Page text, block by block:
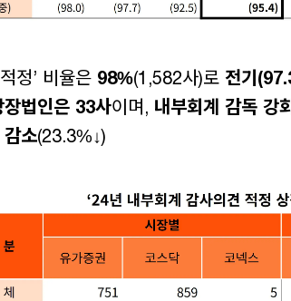
정’ 비율은 98%(1,582사)로 전기
장법인은 33사이며, 내부회계 감독 강
소(23.3%↓)